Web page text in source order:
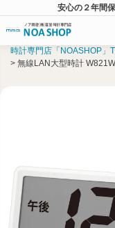
安心の２年間
時計専門店「NOASHOP」
無線LAN大型時計